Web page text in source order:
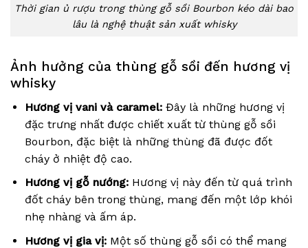
Thời gian ủ rượu trong thùng gỗ sồi Bourbon kéo dài bao
lâu là nghệ thuật sản xuất whisky
Ảnh hưởng của thùng gỗ sồi đến hương vị
whisky
Hương vị vani và caramel:Đây là những hương vị
đặc trưng nhất được chiết xuất từ thùng gỗ sồi
Bourbon, đặc biệt là những thùng đã được đốt
cháy ở nhiệt độ cao.
Hương vị gỗ nướng:Hương vị này đến từ quá trình
đốt cháy bên trong thùng, mang đến một lớp khói
nhẹ nhàng và ấm áp.
Hương vị gia vị:Một số thùng gỗ sồi có thể mang